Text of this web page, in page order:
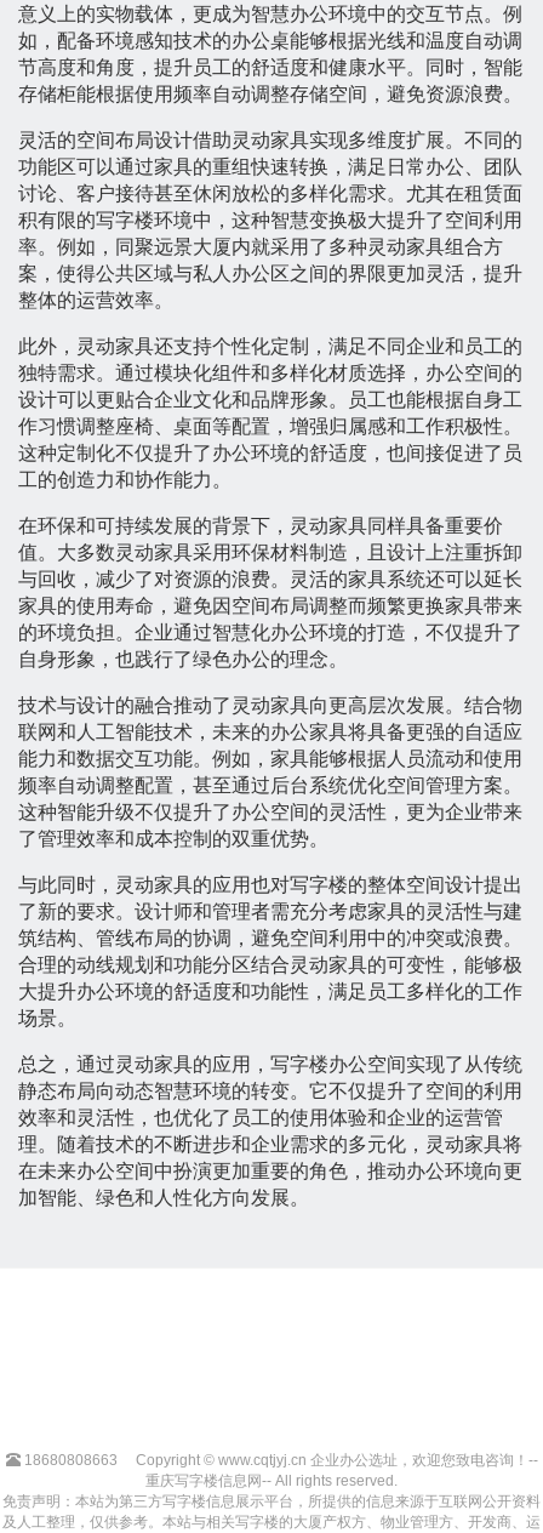
意义上的实物载体，更成为智慧办公环境中的交互节点。例
如，配备环境感知技术的办公桌能够根据光线和温度自动调
节高度和角度，提升员工的舒适度和健康水平。同时，智能
存储柜能根据使用频率自动调整存储空间，避免资源浪费。
灵活的空间布局设计借助灵动家具实现多维度扩展。不同的
功能区可以通过家具的重组快速转换，满足日常办公、团队
讨论、客户接待甚至休闲放松的多样化需求。尤其在租赁面
积有限的写字楼环境中，这种智慧变换极大提升了空间利用
率。例如，同聚远景大厦内就采用了多种灵动家具组合方
案，使得公共区域与私人办公区之间的界限更加灵活，提升
整体的运营效率。
此外，灵动家具还支持个性化定制，满足不同企业和员工的
独特需求。通过模块化组件和多样化材质选择，办公空间的
设计可以更贴合企业文化和品牌形象。员工也能根据自身工
作习惯调整座椅、桌面等配置，增强归属感和工作积极性。
这种定制化不仅提升了办公环境的舒适度，也间接促进了员
工的创造力和协作能力。
在环保和可持续发展的背景下，灵动家具同样具备重要价
值。大多数灵动家具采用环保材料制造，且设计上注重拆卸
与回收，减少了对资源的浪费。灵活的家具系统还可以延长
家具的使用寿命，避免因空间布局调整而频繁更换家具带来
的环境负担。企业通过智慧化办公环境的打造，不仅提升了
自身形象，也践行了绿色办公的理念。
技术与设计的融合推动了灵动家具向更高层次发展。结合物
联网和人工智能技术，未来的办公家具将具备更强的自适应
能力和数据交互功能。例如，家具能够根据人员流动和使用
频率自动调整配置，甚至通过后台系统优化空间管理方案。
这种智能升级不仅提升了办公空间的灵活性，更为企业带来
了管理效率和成本控制的双重优势。
与此同时，灵动家具的应用也对写字楼的整体空间设计提出
了新的要求。设计师和管理者需充分考虑家具的灵活性与建
筑结构、管线布局的协调，避免空间利用中的冲突或浪费。
合理的动线规划和功能分区结合灵动家具的可变性，能够极
大提升办公环境的舒适度和功能性，满足员工多样化的工作
场景。
总之，通过灵动家具的应用，写字楼办公空间实现了从传统
静态布局向动态智慧环境的转变。它不仅提升了空间的利用
效率和灵活性，也优化了员工的使用体验和企业的运营管
理。随着技术的不断进步和企业需求的多元化，灵动家具将
在未来办公空间中扮演更加重要的角色，推动办公环境向更
加智能、绿色和人性化方向发展。
18680808663
Copyright © www.cqtjyj.cn 企业办公选址，欢迎您致电咨询！--
重庆写字楼信息网-- All rights reserved.
免责声明：本站为第三方写字楼信息展示平台，所提供的信息来源于互联网公开资料
及人工整理，仅供参考。本站与相关写字楼的大厦产权方、物业管理方、开发商、运